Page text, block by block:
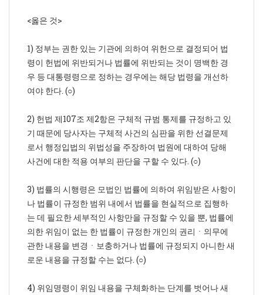
<옳은 것>
1) 정부는 권한 있는 기관에 의하여 위헌으로 결정되어 법
령이 헌법에 위반되거나 법률에 위반되는 것이 명백한 경
우 등 대통령령으로 정하는 경우에는 해당 법령을 개선하
여야 한다. (○)
2) 헌법 제107조 제2항은 구체적 규범 통제를 규정하고 있
기 때문에 당사자는 구체적 사건의 심판을 위한 선결문제
로서 행정입법의 위법성을 주장하여 법원에 대하여 당해
사건에 대한 적용 여부의 판단을 구할 수 있다. (○)
3) 법률의 시행령은 모법인 법률에 의하여 위임받은 사항이
나 법률이 규정한 범위 내에서 법률을 현실적으로 집행하
는 데 필요한 세부적인 사항만을 규정할 수 있을 뿐, 법률에
의한 위임이 없는 한 법률이 규정한 개인의 권리ㆍ의무에
관한 내용을 변경ㆍ보충하거나 법률에 규정되지 아니한 새
로운 내용을 규정할 수는 없다. (○)
4) 위임명령이 위임 내용을 구체화하는 단계를 벗어나 새